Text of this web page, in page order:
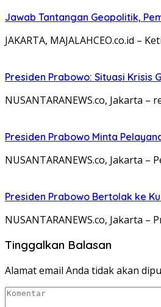
Jawab Tantangan Geopolitik,
JAKARTA, MAJALAHCEO.co.id
Presiden Prabowo: Situasi Krisis
NUSANTARANEWS.co, Jakarta
Presiden Prabowo Minta
NUSANTARANEWS.co, Jakarta
Presiden Prabowo Bertolak ke
NUSANTARANEWS.co, Jakarta
Tinggalkan Balasan
Alamat email Anda tidak akan